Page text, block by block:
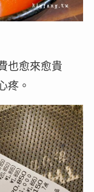
也愈來愈貴
疼。